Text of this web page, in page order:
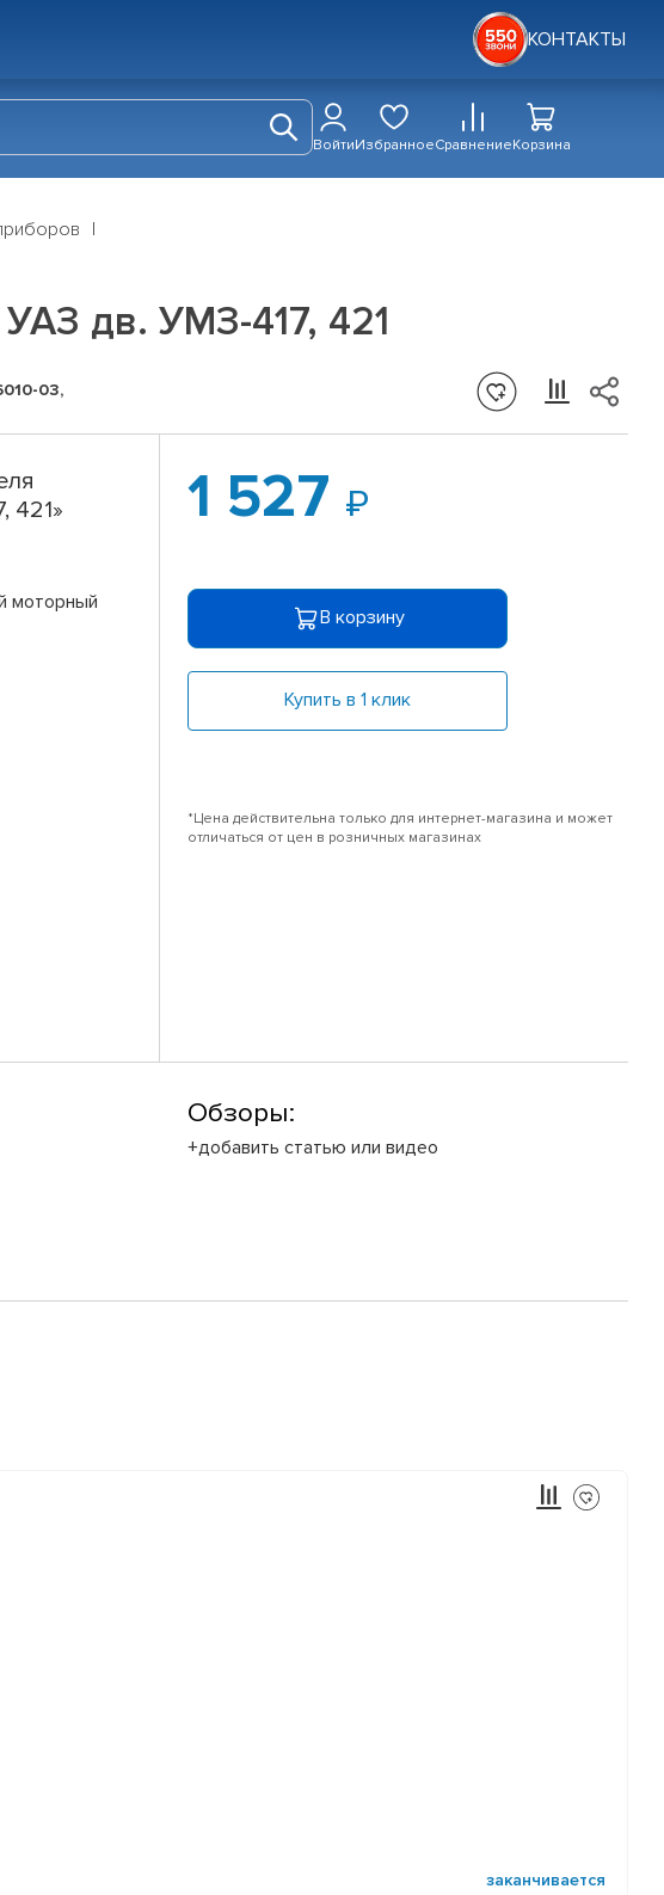
КОНТАКТЫ
ВойтиИзбранноеСравнениеКорзина
дв. УМЗ-417, 421
03,
421»
моторный
1 527
В корзину
Купить в 1 клик
*Цена действительна только для интернет-магазина и может
отличаться от цен в розничных магазинах
Обзоры:
+добавить статью или видео
заканчивается